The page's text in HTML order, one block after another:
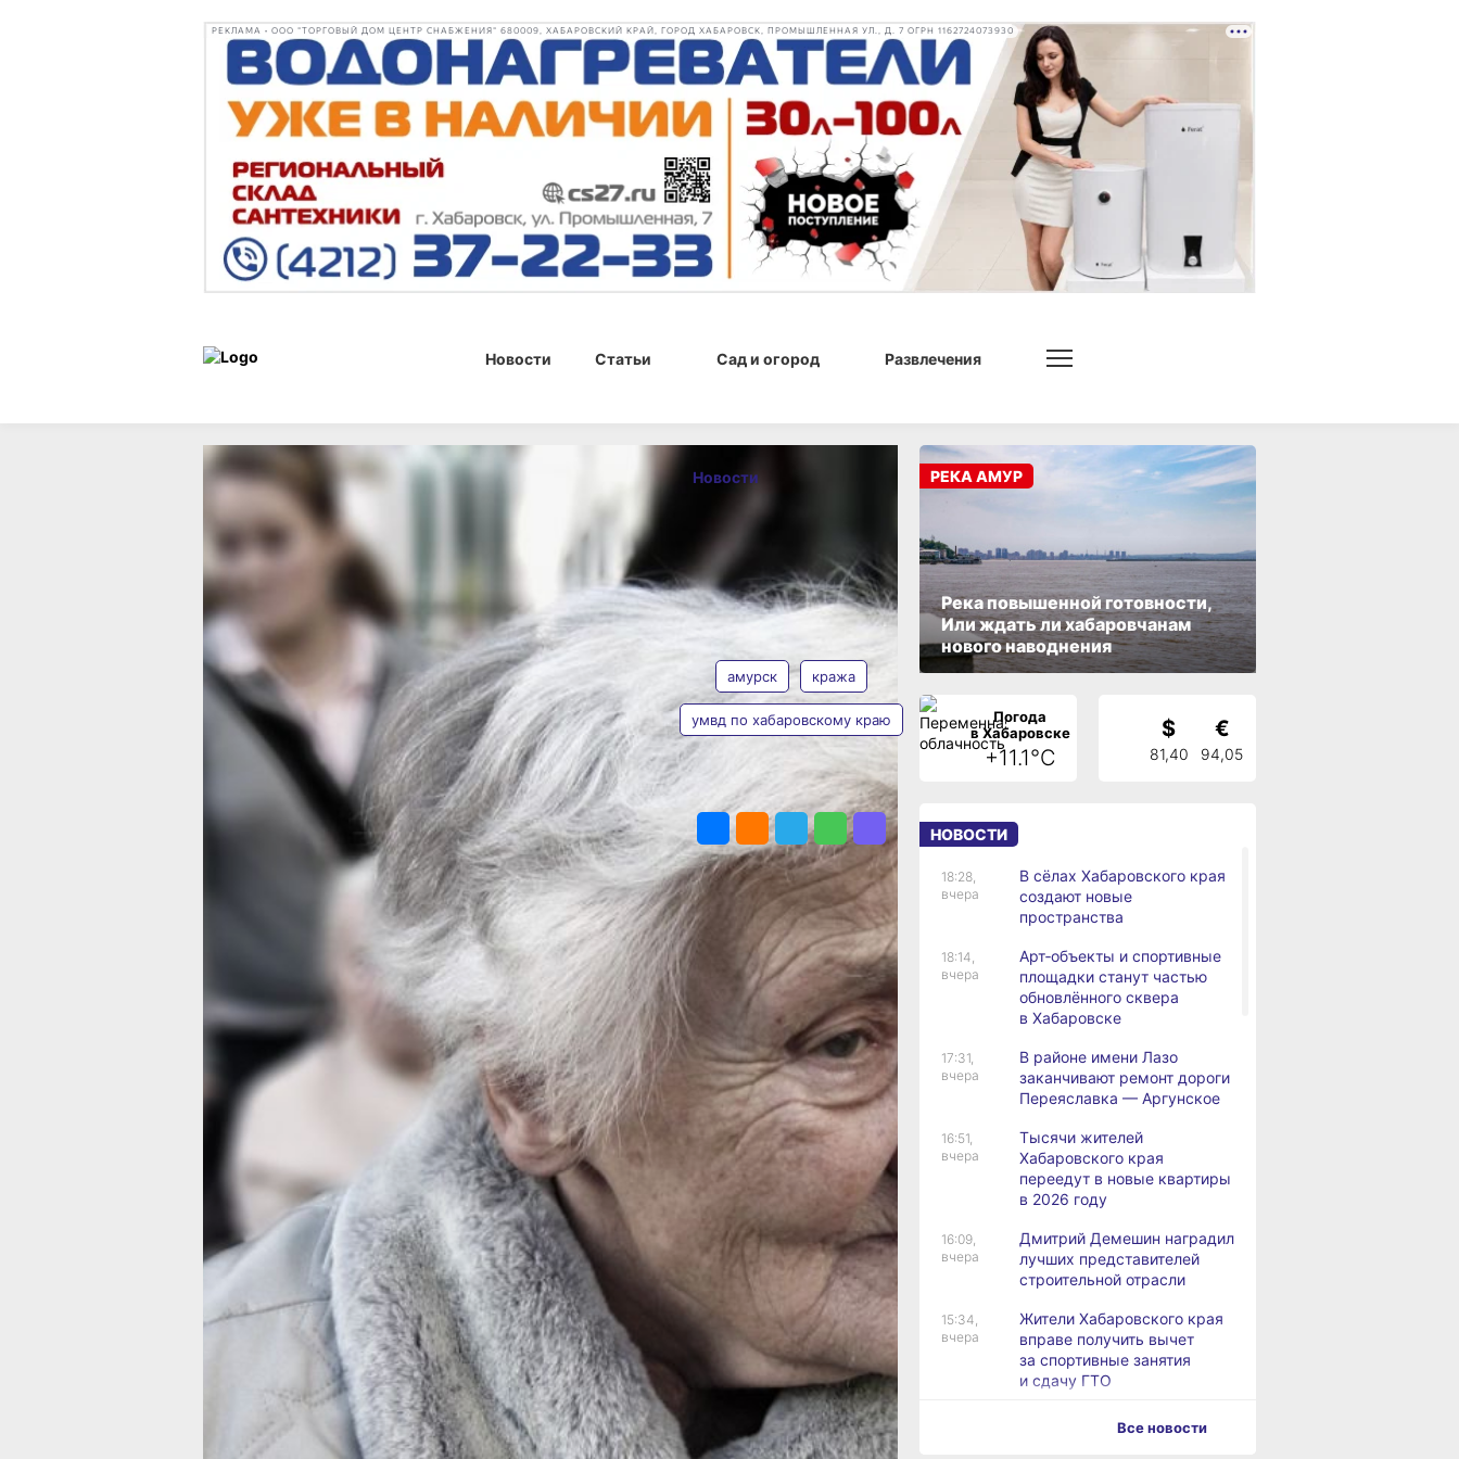
РЕКЛАМА • ООО "ТОРГОВЫЙ ДОМ ЦЕНТР СНАБЖЕНИЯ" 680009, ХАБАРОВСКИЙ КРАЙ, ГОРОД ХАБАРОВСК, ПРОМЫШЛЕННАЯ УЛ., Д. 7 ОГРН 1162724073930
Новости Статьи Сад и огород Развлечения
Новости 01 июня 2025 г., 14:34
Подозреваемого
в хищении
средств
у амурчанки
задержали
полицейские
На похищенные средства подозреваемый
купил подарок для подруги
pxhere.com
Сотрудники ОМВД России по Амурскому
району задержали подозреваемого
в краже денежных средств
у пенсионерки, сообщили в УМВД России
Амурчанка 76-ти лет рассказала
полицейским о хищении 12 тысяч рублей.
Потерпевшая отметила, что в день, когда
пропали деньги, брат соседки приходил
к ней домой, спросил о её здоровье
и ушёл. Обычно соседка с братом
заходили к ней для помощи по хозяйству.
Сотрудники уголовного розыска
задержали 38-летнего подозреваемого.
Мужчина рассказал, что когда он зашел
к пострадавшей, то заметил на тумбочке
в прихожей сумочку, в которой находился
кошелёк с деньгами. На похищенные
средства фигурант приобрёл плюшевого
медведя и цветы для подруги. Ущерб
пенсионерке возместили.
По данному инциденту возбуждено
уголовное дело по ч. 2 ст. 158 Уголовного
кодекса Российской Федерации «Кража».
Максимальная санкция для данной статьи
– наказание в виде лишения свободы
сроком до 5 лет. Подозреваемому
избрана мера пресечения в виде
подписке о невыезде.
Аферисты под видом сотрудников
Новости
01 июня 2025 г., 14:34
АВТОР
Ольга
Дмитриева
амурск кража
умвд по хабаровскому краю
ПОДЕЛИТЬСЯ
Река повышенной готовности,
Или ждать ли хабаровчанам
нового наводнения
РЕКА АМУР
Погода
в Хабаровске
+11.1°C
$
81,40
€
94,05
НОВОСТИ
18:28,
вчера
В сёлах Хабаровского края
создают новые
пространства
18:14,
вчера
Арт‑объекты и спортивные
площадки станут частью
обновлённого сквера
в Хабаровске
17:31,
вчера
В районе имени Лазо
заканчивают ремонт дороги
Переяславка — Аргунское
16:51,
вчера
Тысячи жителей
Хабаровского края
переедут в новые квартиры
в 2026 году
16:09,
вчера
Дмитрий Демешин наградил
лучших представителей
строительной отрасли
15:34,
вчера
Жители Хабаровского края
вправе получить вычет
за спортивные занятия
и сдачу ГТО
В Хабаровске уровень
Все новости